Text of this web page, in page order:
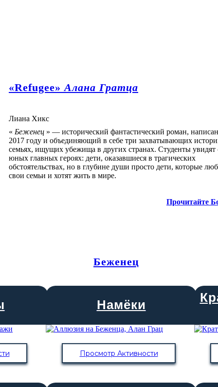
«Refugee»Алана Гратца
Лиана Хикс
« Беженец » — исторический фантастический роман,
2017 году и объединяющий в себе три захватывающих
семьях, ищущих убежища в других странах. Студенты увидят
юных главных героях: дети, оказавшиеся в трагических
обстоятельствах, но в глубине души просто дети, которые
свои семьи и хотят жить в мире.
Прочитайте
Беженец
Намёки
Просмотр Активности